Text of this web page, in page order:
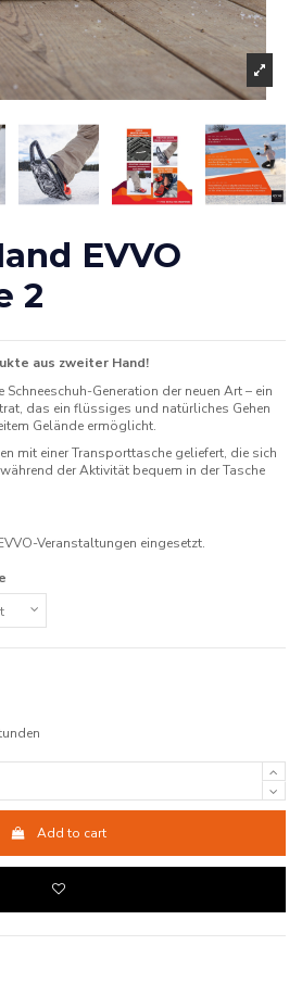
EVVO
2
aus zweiter Hand!
Schneeschuh-Generation der neuen Art – ein
das ein flüssiges und natürliches Gehen
Gelände ermöglicht.
mit einer Transporttasche geliefert, die sich
der Aktivität bequem in der Tasche
Veranstaltungen eingesetzt.
Add to cart